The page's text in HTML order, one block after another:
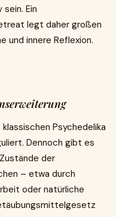
Ein
legt daher großen
und innere Reflexion.
Psychedelika
Dennoch gibt es
der
– etwa durch
oder natürliche